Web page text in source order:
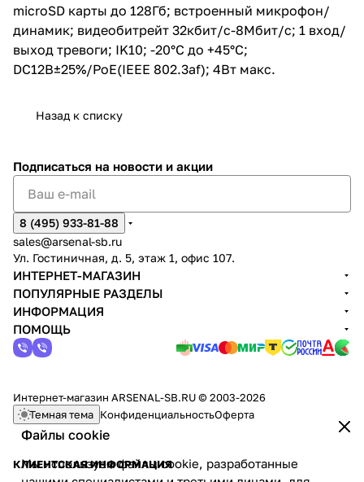
microSD карты до 128Гб; встроенный микрофон/
динамик; видеобитрейт 32кбит/с-8Мбит/с; 1 вход/
выход тревоги; IK10; -20°C до +45°C;
DC12В±25%/PoE(IEEE 802.3af); 4Вт макс.
Назад к списку
Файлы cookie
Мы используем файлы cookie, разработанные
Подписаться на новости и акции
8 (495) 933-81-88
sales@arsenal-sb.ru
Ул. Гостиничная, д. 5, этаж 1, офис 107.
ИНТЕРНЕТ-МАГАЗИН
ПОПУЛЯРНЫЕ РАЗДЕЛЫ
ИНФОРМАЦИЯ
ПОМОЩЬ
Интернет-магазин ARSENAL-SB.RU © 2003-2026
Темная тема КонфиденциальностьОферта
КЛИЕНТСКАЯ ИНФОРМАЦИЯ